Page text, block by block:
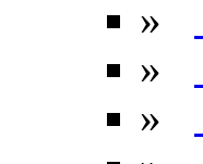
»
»
»